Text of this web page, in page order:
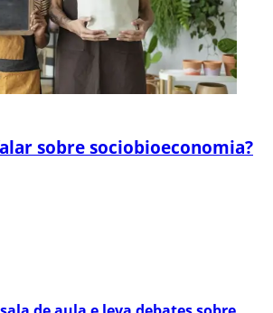
sobre sociobioeconomia?